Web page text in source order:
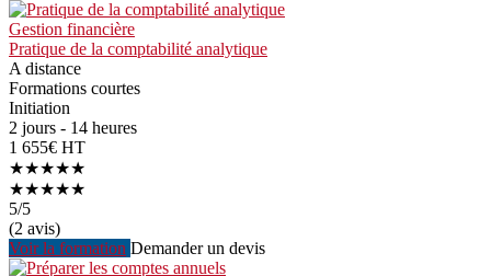
Gestion financière
Pratique de la comptabilité analytique
A distance
Formations courtes
Initiation
2 jours - 14 heures
1 655€ HT
★★★★★
★★★★★
5/5
(2 avis)
Voir la formation Demander un devis